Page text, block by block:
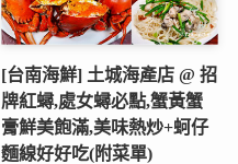
[台南海鮮] 土城海產店 @ 招
牌紅蟳,處女蟳必點,蟹黃蟹
膏鮮美飽滿,美味熱炒+蚵仔
麵線好好吃(附菜單)